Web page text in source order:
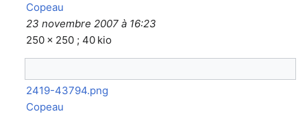
Copeau
23 novembre 2007 à 16:23
250 × 250 ; 40 kio
2419-43794.png
Copeau